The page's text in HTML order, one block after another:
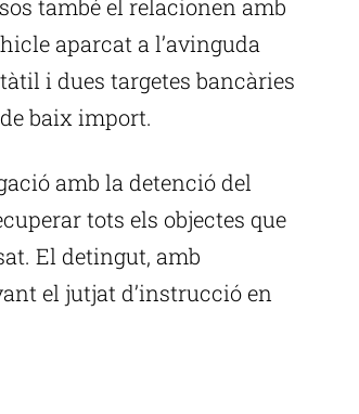
també el relacionen amb
aparcat a l’avinguda
i dues targetes bancàries
baix import.
amb la detenció del
tots els objectes que
El detingut, amb
el jutjat d’instrucció en